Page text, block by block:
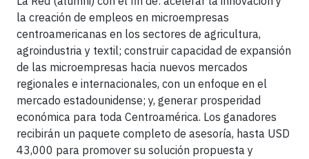
la creación de empleos en microempresas
centroamericanas en los sectores de agricultura,
agroindustria y textil; construir capacidad de expansión
de las microempresas hacia nuevos mercados
regionales e internacionales, con un enfoque en el
mercado estadounidense; y, generar prosperidad
económica para toda Centroamérica. Los ganadores
recibirán un paquete completo de asesoría, hasta USD
43,000 para promover su solución propuesta y